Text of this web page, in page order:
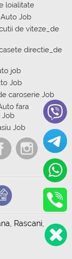
loialitate
Job
de viteze_de
directie_de
job
Job
caroserie Job
fara
Job
Job
Rascani,